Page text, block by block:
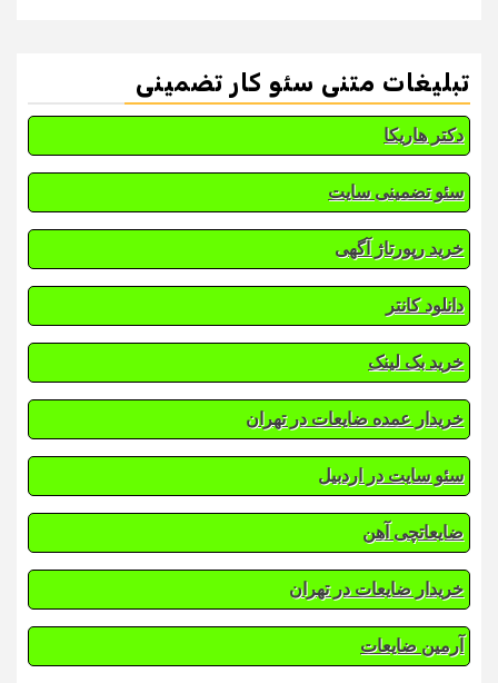
تبلیغات متنی سئو کار تضمینی
دکتر هاریکا
سئو تضمینی سایت
خرید رپورتاژ آگهی
دانلود کانتر
خرید بک لینک
خریدار عمده ضایعات در تهران
سئو سایت در اردبیل
ضایعاتچی آهن
خریدار ضایعات در تهران
آرمین ضایعات